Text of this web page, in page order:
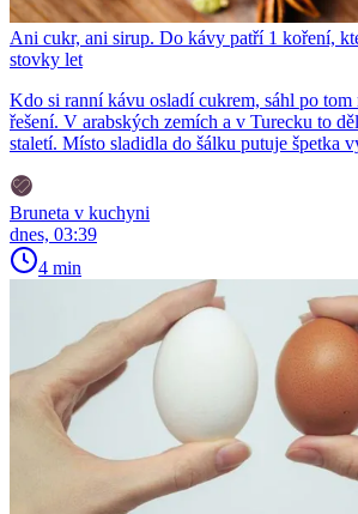
Ani cukr, ani sirup. Do kávy patří 1 koření,
stovky let
Kdo si ranní kávu osladí cukrem, sáhl po tom
řešení. V arabských zemích a v Turecku to
staletí. Místo sladidla do šálku putuje špetka
Bruneta v kuchyni
dnes, 03:39
4 min